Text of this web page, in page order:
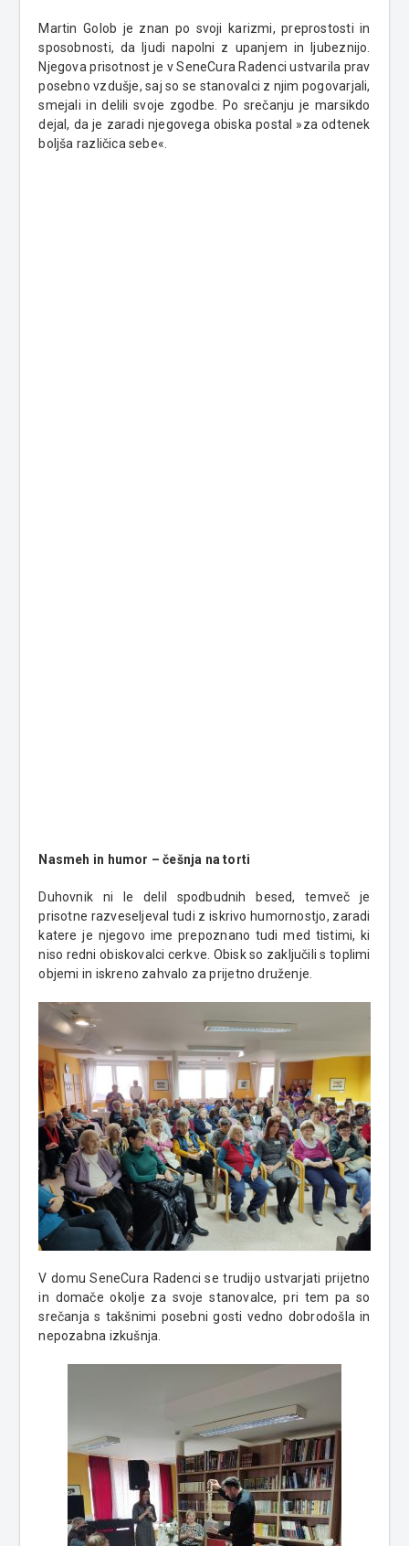
Martin Golob je znan po svoji karizmi, preprostosti in
sposobnosti, da ljudi napolni z upanjem in ljubeznijo.
Njegova prisotnost je v SeneCura Radenci ustvarila prav
posebno vzdušje, saj so se stanovalci z njim pogovarjali,
smejali in delili svoje zgodbe. Po srečanju je marsikdo
dejal, da je zaradi njegovega obiska postal »za odtenek
boljša različica sebe«.
Nasmeh in humor – češnja na torti
Duhovnik ni le delil spodbudnih besed, temveč je
prisotne razveseljeval tudi z iskrivo humornostjo, zaradi
katere je njegovo ime prepoznano tudi med tistimi, ki
niso redni obiskovalci cerkve. Obisk so zaključili s toplimi
objemi in iskreno zahvalo za prijetno druženje.
V domu SeneCura Radenci se trudijo ustvarjati prijetno
in domače okolje za svoje stanovalce, pri tem pa so
srečanja s takšnimi posebni gosti vedno dobrodošla in
nepozabna izkušnja.